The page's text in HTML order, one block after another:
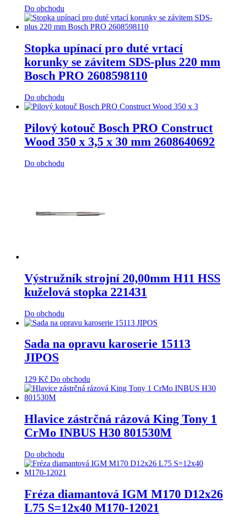
Do obchodu
Stopka upínací pro duté vrtací
korunky se závitem SDS-plus 220 mm
Bosch PRO 2608598110
Do obchodu
Pilový kotouč Bosch PRO Construct
Wood 350 x 3,5 x 30 mm 2608640692
Do obchodu
Výstružník strojní 20,00mm H11 HSS
kuželová stopka 221431
Do obchodu
Sada na opravu karoserie 15113
JIPOS
129 Kč Do obchodu
Hlavice zástrčná rázová King Tony 1
CrMo INBUS H30 801530M
Do obchodu
Fréza diamantová IGM M170 D12x26
L75 S=12x40 M170-12021